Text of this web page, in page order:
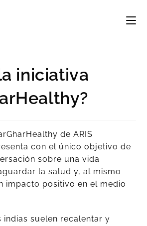
iniciativa
de ARIS
con el único objetivo de
sobre una vida
la salud y, al mismo
impacto positivo en el medio
indias suelen recalentar y